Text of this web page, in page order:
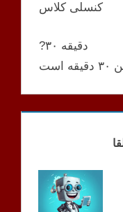
کنسلی کلاس
?۳۰ دقیقه